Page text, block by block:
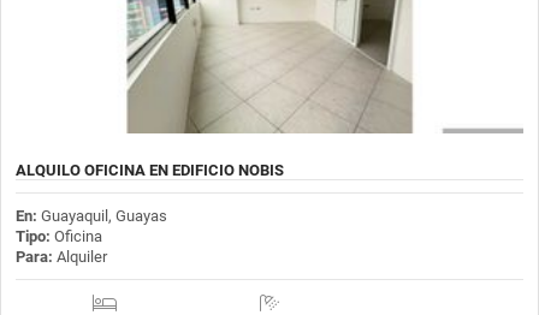
ALQUILO OFICINA EN EDIFICIO NOBIS
En: Guayaquil, Guayas
Tipo: Oficina
Para: Alquiler